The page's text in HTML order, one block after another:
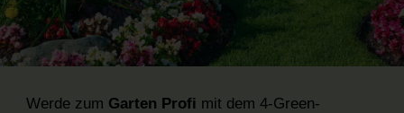
Werde zum Garten Profi mit dem 4-Green-